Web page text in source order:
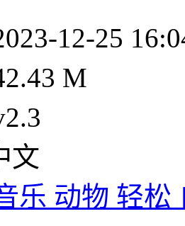
12-25
M
文
乐 动物 轻松